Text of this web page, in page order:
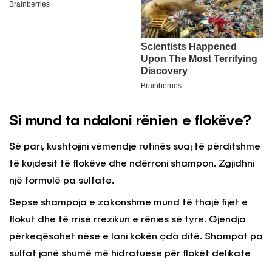
Si mund ta ndaloni rënien e flokëve?
Së pari, kushtojini vëmendje rutinës suaj të përditshme
të kujdesit të flokëve dhe ndërroni shampon. Zgjidhni
një formulë pa sulfate.
Sepse shampoja e zakonshme mund të thajë fijet e
flokut dhe të rrisë rrezikun e rënies së tyre. Gjendja
përkeqësohet nëse e lani kokën çdo ditë. Shampot pa
sulfat janë shumë më hidratuese për flokët delikate